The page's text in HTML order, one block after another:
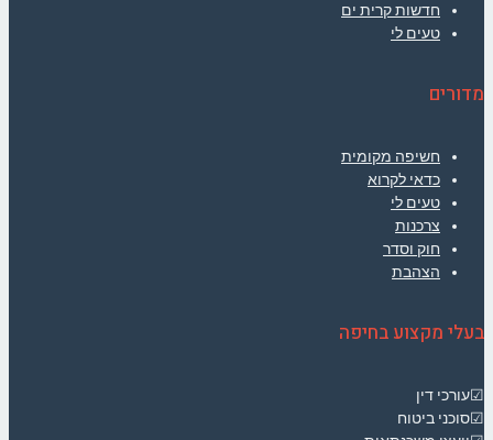
חדשות קרית ים
טעים לי
מדורים
חשיפה מקומית
כדאי לקרוא
טעים לי
צרכנות
חוק וסדר
הצהבת
בעלי מקצוע בחיפה
☑עורכי דין
☑סוכני ביטוח